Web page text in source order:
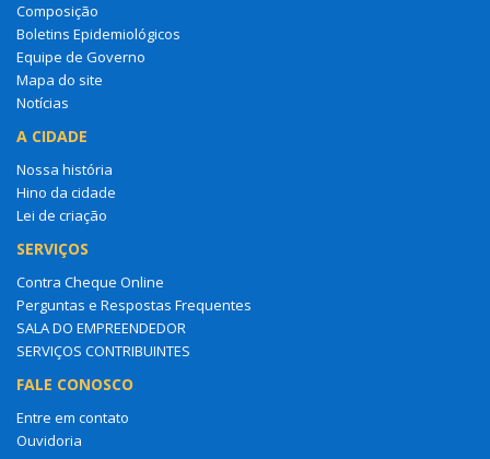
Composição
Boletins Epidemiológicos
Equipe de Governo
Mapa do site
Notícias
A CIDADE
Nossa história
Hino da cidade
Lei de criação
SERVIÇOS
Contra Cheque Online
Perguntas e Respostas Frequentes
SALA DO EMPREENDEDOR
SERVIÇOS CONTRIBUINTES
FALE CONOSCO
Entre em contato
Ouvidoria